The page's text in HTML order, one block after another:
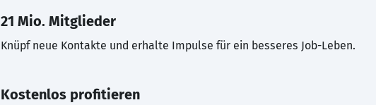
21 Mio. Mitglieder
Knüpf neue Kontakte und erhalte Impulse für ein besseres Job-Leben.
Kostenlos profitieren